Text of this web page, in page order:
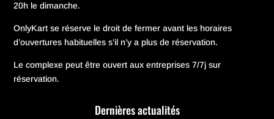
20h le dimanche.
OnlyKart se réserve le droit de fermer avant les horaires
d’ouvertures habituelles s’il n’y a plus de réservation.
Le complexe peut être ouvert aux entreprises 7/7j sur
réservation.
Dernières actualités